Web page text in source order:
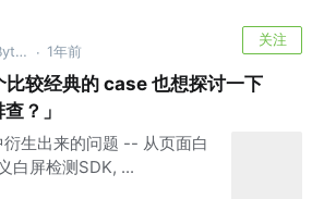
前端开发 @ByteDance · 1年前
关注
较经典的 case 也想探讨一下
？」
生出来的问题 -- 从页面白
白屏检测SDK, ...